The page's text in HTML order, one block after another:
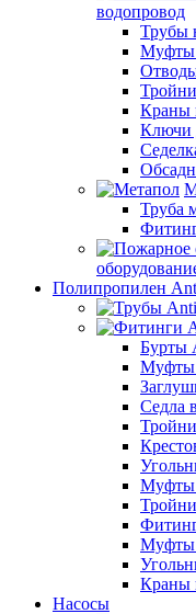
водопровод
Трубы
Муфты
Краны
Ключи
Труба
Полипропилен
Бурты
Муфты
Седла
Муфты
Муфты
Краны
Насосы